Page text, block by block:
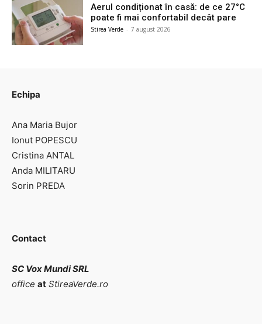
Aerul condiționat în casă: de ce 27°C
poate fi mai confortabil decât pare
Stirea Verde - 7 august 2026
Echipa
Ana Maria Bujor
Ionut POPESCU
Cristina ANTAL
Anda MILITARU
Sorin PREDA
Contact
SC Vox Mundi SRL
office at StireaVerde.ro